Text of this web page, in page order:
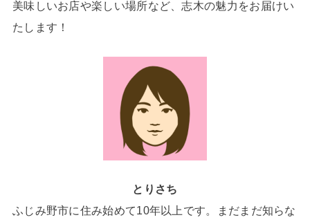
美味しいお店や楽しい場所など、志木の魅力をお届けい
たします！
とりさち
ふじみ野市に住み始めて10年以上です。まだまだ知らな